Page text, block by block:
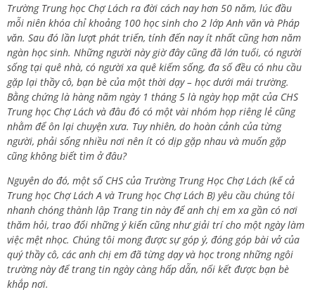
Trường Trung học Chợ Lách ra đời cách nay hơn 50 năm, lúc đầu
mỗi niên khóa chỉ khoảng 100 học sinh cho 2 lớp Anh văn và Pháp
văn. Sau đó lần lượt phát triển, tính đến nay ít nhất cũng hơn năm
ngàn học sinh. Những người này giờ đây cũng đã lớn tuổi, có người
sống tại quê nhà, có người xa quê kiếm sống, đa số đều có nhu cầu
gặp lại thầy cô, bạn bè của một thời dạy – học dưới mái trường.
Bằng chứng là hàng năm ngày 1 tháng 5 là ngày họp mặt của CHS
Trung học Chợ Lách và đâu đó có một vài nhóm họp riêng lẻ cũng
nhằm để ôn lại chuyện xưa. Tuy nhiên, do hoàn cảnh của từng
người, phải sống nhiều nơi nên ít có dịp gặp nhau và muốn gặp
cũng không biết tìm ở đâu?
Nguyên do đó, một số CHS của Trường Trung Học Chợ Lách (kể cả
Trung học Chợ Lách A và Trung học Chợ Lách B) yêu cầu chúng tôi
nhanh chóng thành lập Trang tin này để anh chị em xa gần có nơi
thăm hỏi, trao đổi những ý kiến cũng như giải trí cho một ngày làm
việc mệt nhọc. Chúng tôi mong được sự góp ý, đóng góp bài vở của
quý thầy cô, các anh chị em đã từng dạy và học trong những ngôi
trường này để trang tin ngày càng hấp dẫn, nối kết được bạn bè
khắp nơi.